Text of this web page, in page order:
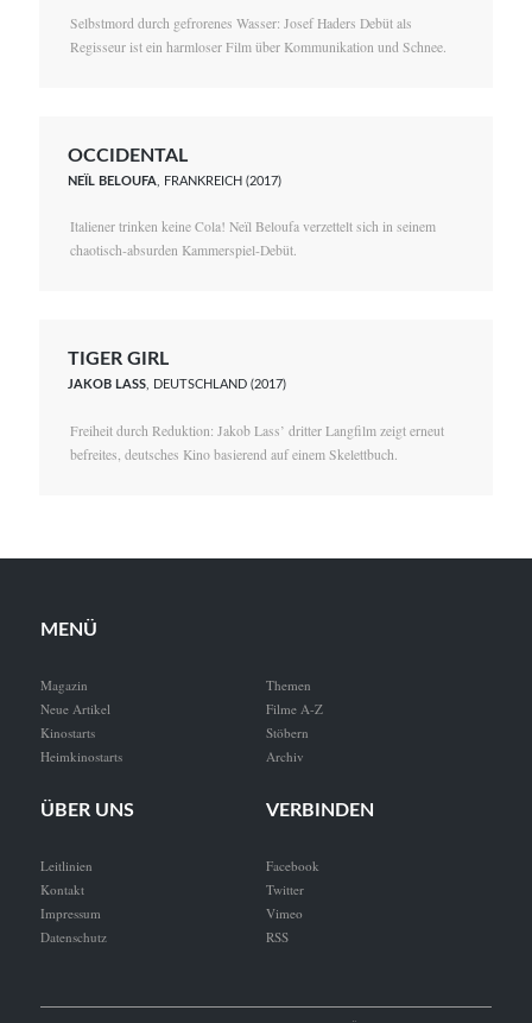
Selbstmord durch gefrorenes Wasser: Josef Haders Debüt als
Regisseur ist ein harmloser Film über Kommunikation und Schnee.
OCCIDENTAL
NEÏL BELOUFA , FRANKREICH (2017)
Italiener trinken keine Cola! Neïl Beloufa verzettelt sich in seinem
chaotisch-absurden Kammerspiel-Debüt.
TIGER GIRL
JAKOB LASS, DEUTSCHLAND (2017)
Freiheit durch Reduktion: Jakob Lass’ dritter Langfilm zeigt erneut
befreites, deutsches Kino basierend auf einem Skelettbuch.
MENÜ
Magazin
Neue Artikel
Kinostarts
Heimkinostarts
Themen
Filme A-Z
Stöbern
Archiv
ÜBER UNS
Leitlinien
Kontakt
Impressum
Datenschutz
VERBINDEN
Facebook
Twitter
Vimeo
RSS